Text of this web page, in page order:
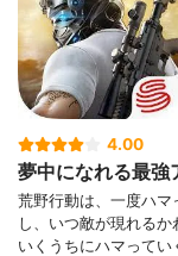
4.00
夢中になれる最強
荒野行動は、一度ハマ
し、いつ敵が現れる
いくうちにハマって